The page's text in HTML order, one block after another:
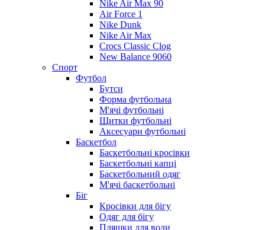
Nike Air Max 90
Air Force 1
Nike Dunk
Nike Air Max
Crocs Classic Clog
New Balance 9060
Спорт
Футбол
Бутси
Форма футбольна
М'ячі футбольні
Щитки футбольні
Аксесуари футбольні
Баскетбол
Баскетбольні кросівки
Баскетбольні капці
Баскетбольний одяг
М'ячі баскетбольні
Біг
Кросівки для бігу
Одяг для бігу
Пляшки для води